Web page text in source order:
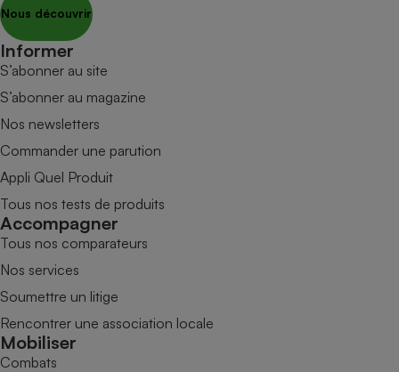
Nous découvrir
Informer
S’abonner au site
S’abonner au magazine
Nos newsletters
Commander une parution
Appli Quel Produit
Tous nos tests de produits
Accompagner
Tous nos comparateurs
Nos services
Soumettre un litige
Rencontrer une association locale
Mobiliser
Combats